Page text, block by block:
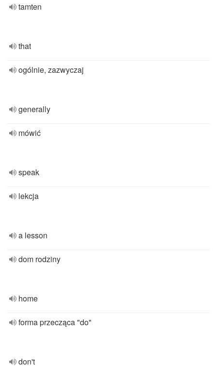
tamten
that
ogólnie, zazwyczaj
generally
mówić
speak
lekcja
a lesson
dom rodziny
home
forma przecząca "do"
don't